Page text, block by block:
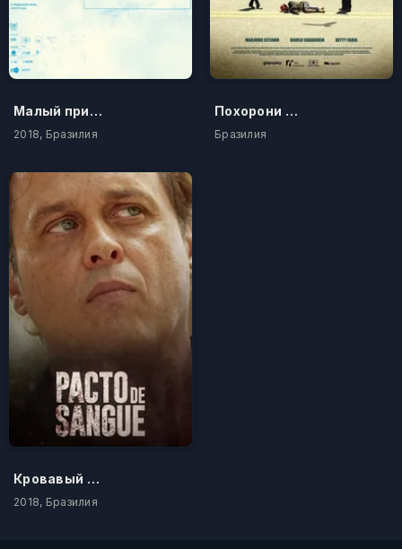
Малый припадок
2018, Бразилия
Похорони своих мертвых
Бразилия
Кровавый союз
2018, Бразилия